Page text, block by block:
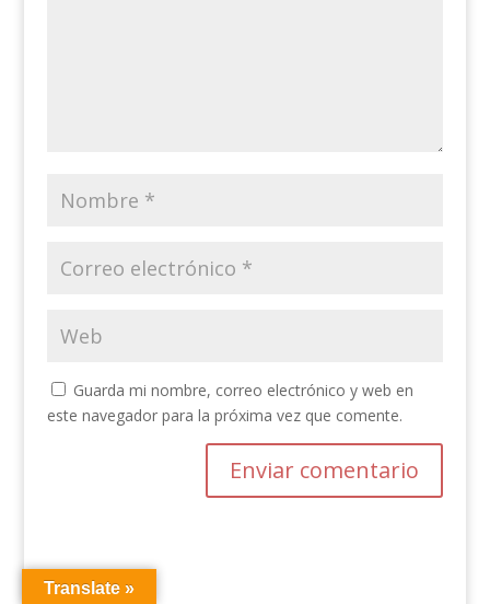
Guarda mi nombre, correo electrónico y web en
este navegador para la próxima vez que comente.
Translate »